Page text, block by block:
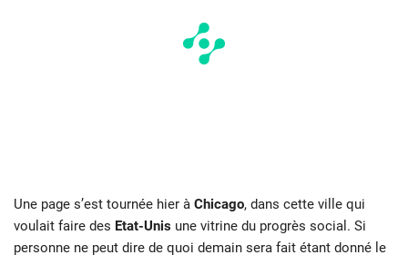
Une page s’est tournée hier à Chicago, dans cette ville qui
voulait faire des Etat-Unis une vitrine du progrès social. Si
personne ne peut dire de quoi demain sera fait étant donné le